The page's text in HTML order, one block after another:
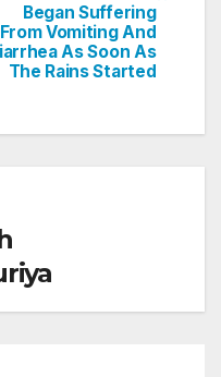
Began Suffering
From Vomiting And
As Soon As
The Rains Started